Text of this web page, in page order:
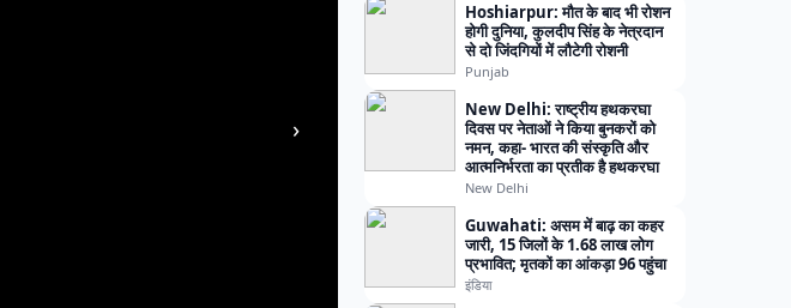
›
Hoshiarpur: मौत के बाद भी रोशन
होगी दुनिया, कुलदीप सिंह के नेत्रदान
से दो जिंदगियों में लौटेगी रोशनी
Punjab
New Delhi: राष्ट्रीय हथकरघा
दिवस पर नेताओं ने किया बुनकरों को
नमन, कहा- भारत की संस्कृति और
आत्मनिर्भरता का प्रतीक है हथकरघा
New Delhi
Guwahati: असम में बाढ़ का कहर
जारी, 15 जिलों के 1.68 लाख लोग
प्रभावित; मृतकों का आंकड़ा 96 पहुंचा
इंडिया